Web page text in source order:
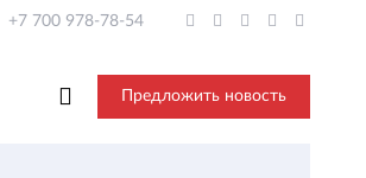
+7 700 978-78-54
Предложить новость